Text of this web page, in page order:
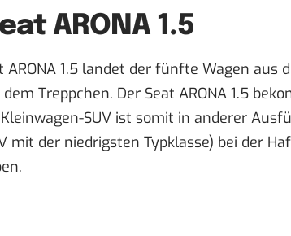
ARONA 1.5
ARONA 1.5 landet der fünfte Wagen aus
Treppchen. Der Seat ARONA 1.5
SUV ist somit in anderer
mit der niedrigsten Typklasse) bei der